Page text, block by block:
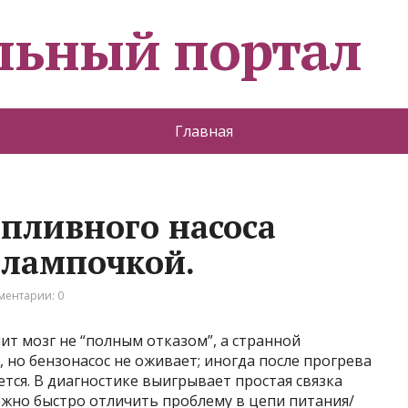
портал
Главная
насоса
0
мозг не “полным отказом”, а странной
бензонасос не оживает; иногда после прогрева
В диагностике выигрывает простая связка
быстро отличить проблему в цепи питания/